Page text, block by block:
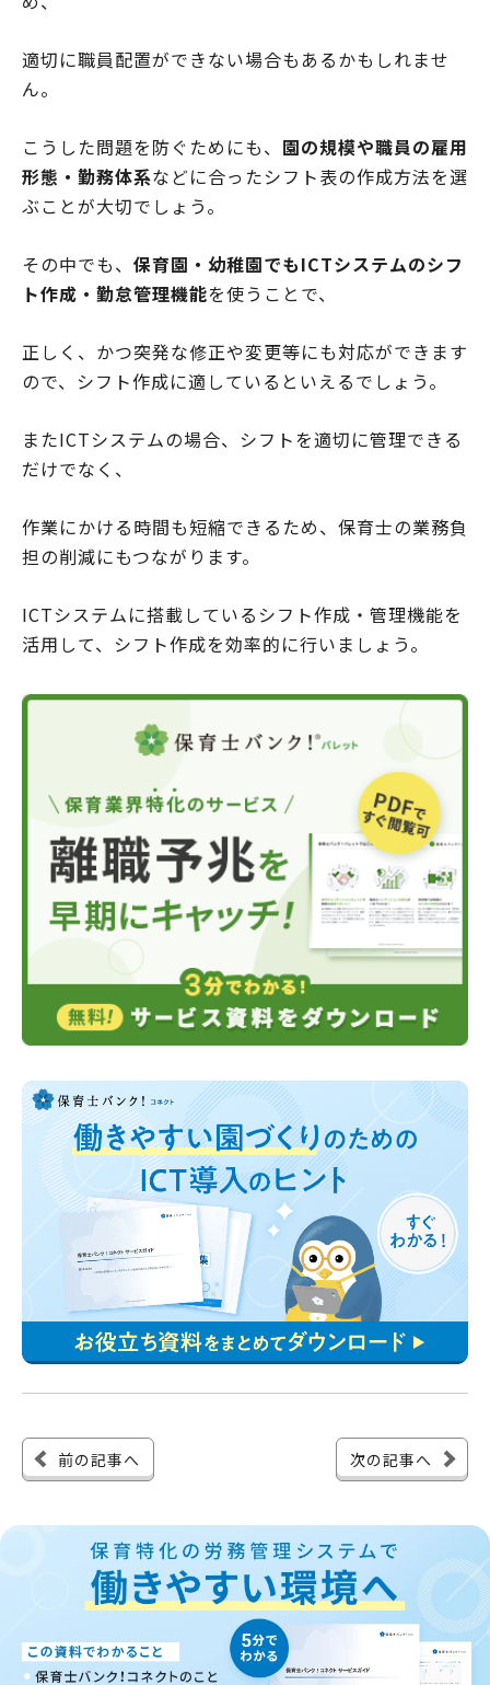
適切に職員配置ができない場合もあるかもしれませ
ん。
こうした問題を防ぐためにも、 園の規模や職員の雇用
形態・勤務体系などに合ったシフト表の作成方法を選
ぶことが大切でしょう。
その中でも、 保育園・幼稚園でもICTシステムのシフ
ト作成・勤怠管理機能を使うことで、
正しく、かつ突発な修正や変更等にも対応ができます
ので、シフト作成に適しているといえるでしょう。
またICTシステムの場合、シフトを適切に管理できる
だけでなく、
作業にかける時間も短縮できるため、保育士の業務負
担の削減にもつながります。
ICTシステムに搭載しているシフト作成・管理機能を
活用して、シフト作成を効率的に行いましょう。
前の記事へ 次の記事へ